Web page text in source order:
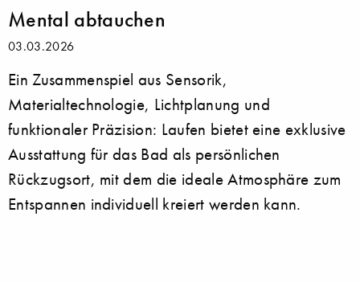
Mental abtauchen
03.03.2026
Ein Zusammenspiel aus Sensorik,
Materialtechnologie, Lichtplanung und
funktionaler Präzision: Laufen bietet eine exklusive
Ausstattung für das Bad als persönlichen
Rückzugsort, mit dem die ideale Atmosphäre zum
Entspannen individuell kreiert werden kann.